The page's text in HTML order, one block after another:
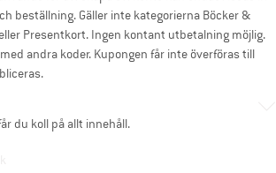
beställning. Gäller inte kategorierna Böcker &
Presentkort. Ingen kontant utbetalning möjlig.
andra koder. Kupongen får inte överföras till
du koll på allt innehåll.